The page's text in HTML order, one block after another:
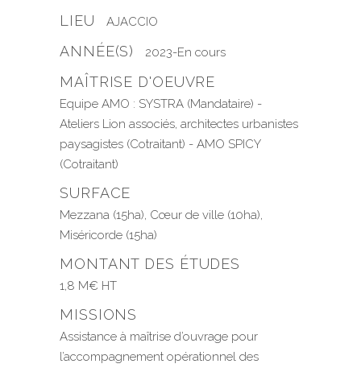
LIEU AJACCIO
ANNÉE(S) 2023-En cours
MAÎTRISE D'OEUVRE
Equipe AMO : SYSTRA (Mandataire) -
Ateliers Lion associés, architectes urbanistes
paysagistes (Cotraitant) - AMO SPICY
(Cotraitant)
SURFACE
Mezzana (15ha), Cœur de ville (10ha),
Miséricorde (15ha)
MONTANT DES ÉTUDES
1,8 M€ HT
MISSIONS
Assistance à maîtrise d’ouvrage pour
l’accompagnement opérationnel des